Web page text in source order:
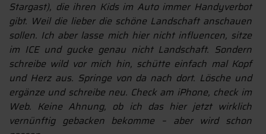
Stargast), die ihren Kids im Auto immer Handyverbot
gibt. Weil die lieber die schöne Landschaft anschauen
sollen. Ich aber lasse mich hier nicht influencen, sitze
im ICE und gucke genau nicht Landschaft. Sondern
schreibe wild vor mich hin, schütte einfach mal Kopf
und Herz aus. Springe von da nach dort. Lösche und
ergänze und schreibe neu. Check am iPhone, check im
Web. Keine Ahnung, ob ich das hier jetzt wirklich
vernünftig gebacken bekomme – aber wird schon